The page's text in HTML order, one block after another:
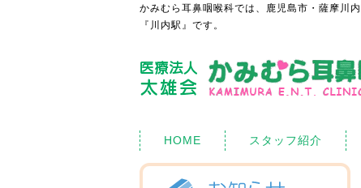
かみむら耳鼻咽喉科では、鹿児島市・薩摩川
『川内駅』です。
HOME スタッフ紹介